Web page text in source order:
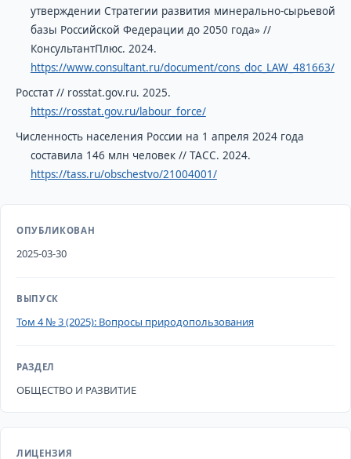
утверждении Стратегии развития минерально-сырьевой
базы Российской Федерации до 2050 года» //
КонсультантПлюс. 2024.
https://www.consultant.ru/document/cons_doc_LAW_481663/
Росстат // rosstat.gov.ru. 2025.
https://rosstat.gov.ru/labour_force/
Численность населения России на 1 апреля 2024 года
составила 146 млн человек // ТАСС. 2024.
https://tass.ru/obschestvo/21004001/
ОПУБЛИКОВАН
2025-03-30
ВЫПУСК
Том 4 № 3 (2025): Вопросы природопользования
РАЗДЕЛ
ОБЩЕСТВО И РАЗВИТИЕ
ЛИЦЕНЗИЯ